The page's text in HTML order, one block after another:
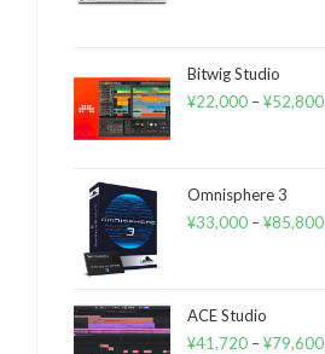
Bitwig Studio
¥22,000 –¥52,800
Omnisphere 3
¥33,000 –¥85,800
ACE Studio
¥41,720 –¥79,600